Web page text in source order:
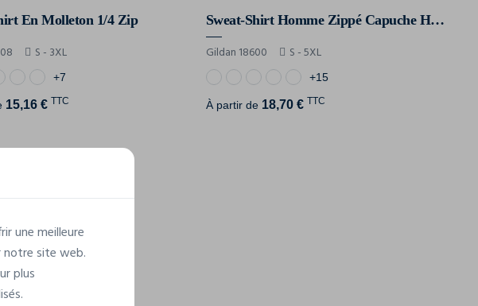
En Molleton 1/4 Zip
S - 3XL
+7
15,16 € TTC
Sweat-Shirt Homme Zippé Capuche Heavy Blend™
Gildan 18600 S - 5XL
+15
À partir de 18,70 € TTC
une meilleure
notre site web.
plus